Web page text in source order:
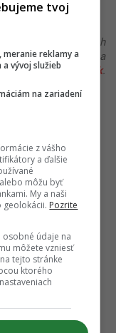
že máš postreh
chybu, napíš nám na
redakcia@startitup.sk.
tvoj
meranie reklamy a
vývoj služieb
na zariadení
z vášho
a ďalšie
môžu byť
My a naši
geolokácii. Pozrite
údaje na
môžete vzniesť
tejto stránke
ktorého